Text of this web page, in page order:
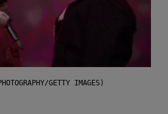
GETTY IMAGES)